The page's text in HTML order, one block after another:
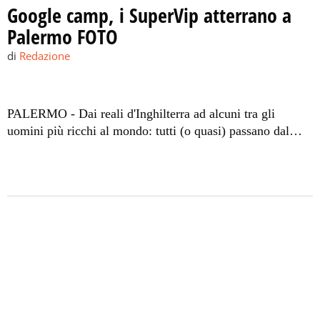
Google camp, i SuperVip atterrano a
Palermo FOTO
di Redazione
PALERMO - Dai reali d'Inghilterra ad alcuni tra gli
uomini più ricchi al mondo: tutti (o quasi) passano dal